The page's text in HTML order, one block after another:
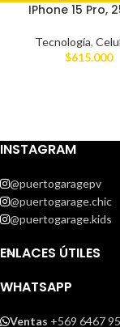
IPhone 15 Pro,
Tecnología,
$615.000
INSTAGRAM
@puertogaragepv
@puertogarage.chic
@puertogarage.kids
ENLACES ÚTILES
WHATSAPP
Ventas +569 6467